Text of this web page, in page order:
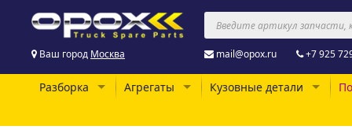
Ваш город Москва mail@opox.ru +7 925
Разборка Агрегаты Кузовные детали